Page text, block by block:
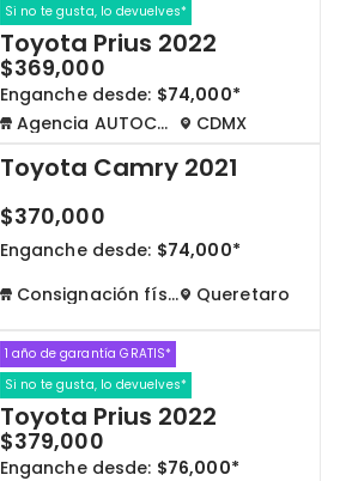
Si no te gusta, lo devuelves*
Toyota Prius 2022
$369,000
Enganche desde: $74,000*
Agencia AUTOCOM
CDMX
Toyota Camry 2021
$370,000
Enganche desde: $74,000*
Consignación física
Queretaro
1 año de garantía GRATIS*
Si no te gusta, lo devuelves*
Toyota Prius 2022
$379,000
Enganche desde: $76,000*